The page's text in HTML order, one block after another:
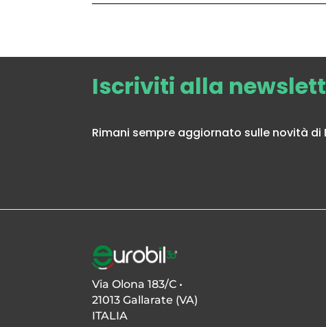
Iscriviti alla
Rimani sempre aggiornato sulle novità di
Via Olona 183/C •
21013 Gallarate (VA)
ITALIA